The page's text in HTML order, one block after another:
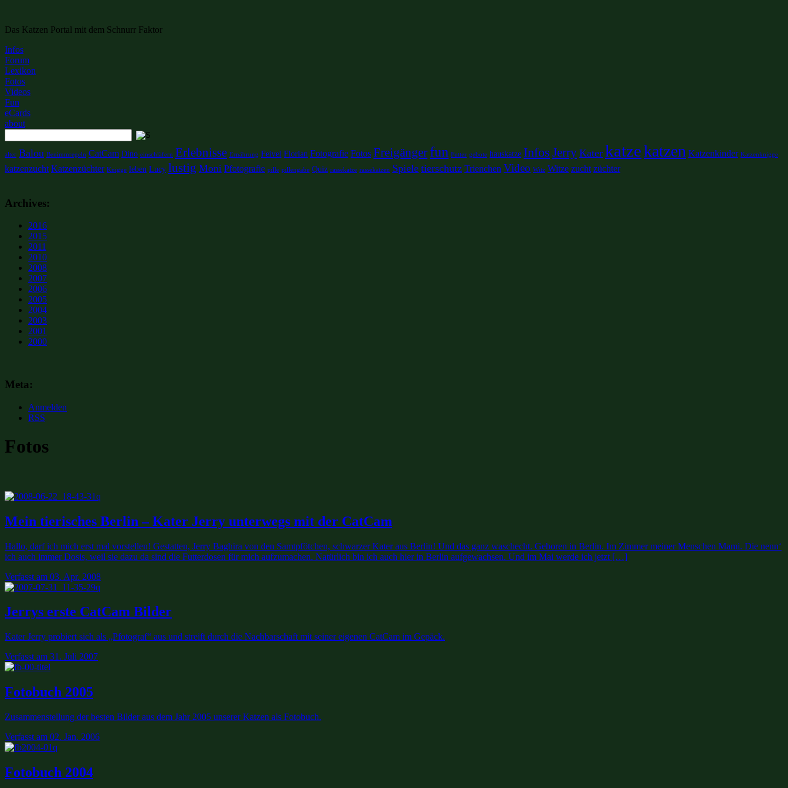
Das Katzen Portal mit dem Schnurr Faktor
Infos
Forum
Lexikon
Fotos
Videos
Fun
eCards
about
alter Balou Benimmregeln CatCam Dino einschläfern Erlebnisse Ernährung Feivel Florian Fotografie Fotos Freigängerfun Futter gebote hauskatze Infos Jerry Kater katzekatzen Katzenkinder Katzenknigge
katzenzucht Katzenzüchter Knigge leben Lucy lustig Moni Pfotografie pille pillengabe Quiz rassekatze rassekatzen Spiele tierschutz Trienchen Video Witz Witze zucht züchter
Archives:
2016
2015
2011
2010
2008
2007
2006
2005
2004
2003
2001
2000
Meta:
Anmelden
RSS
Fotos
Mein tierisches Berlin – Kater Jerry unterwegs mit der CatCam
Hallo, darf ich mich erst mal vorstellen! Gestatten, Jerry Baghira von den Samtpfötchen, schwarzer Kater aus Berlin! Und das ganz waschecht. Geboren in Berlin. Im Zimmer meiner Menschen Mami. Die nenn‘
ich auch immer Dosis, weil sie dazu da sind die Futterdosen für mich aufzumachen. Natürlich bin ich auch hier in Berlin aufgewachsen. Und im Mai werde ich jetzt […]
Verfasst am 03. Apr. 2008
Jerrys erste CatCam Bilder
Kater Jerry probiert sich als „Pfotograf“ aus und streift durch die Nachbarschaft mit seiner eigenen CatCam im Gepäck.
Verfasst am 31. Juli 2007
Fotobuch 2005
Zusammenstellung der besten Bilder aus dem Jahr 2005 unserer Katzen als Fotobuch.
Verfasst am 02. Jan. 2006
Fotobuch 2004